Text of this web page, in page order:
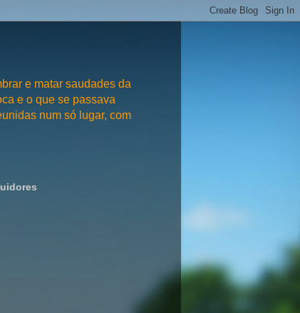
e matar saudades da
e o que se passava
num só lugar, com